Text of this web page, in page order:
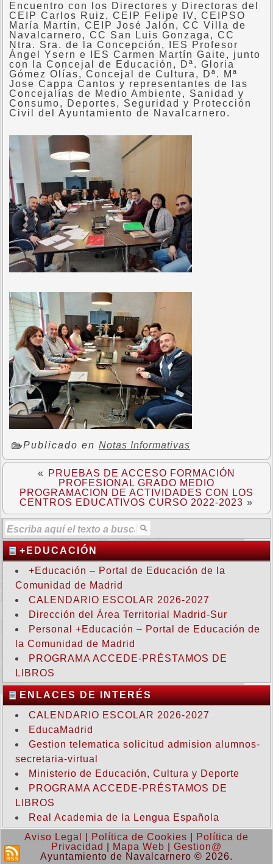
Encuentro con los Directores y Directoras del
CEIP Carlos Ruiz, CEIP Felipe IV, CEIPSO
María Martín, CEIP José Jalón, CC Villa de
Navalcarnero, CC San Luis Gonzaga, CC
Ntra. Sra. de la Concepción, IES Profesor
Ángel Ysern e IES Carmen Martín Gaite, junto
con la Concejal de Educación, Dª. Gloria
Gómez Olías, Concejal de Cultura, Dª. Mª
Jose Cappa Cantos y representantes de las
Concejalías de Medio Ambiente, Sanidad y
Consumo, Deportes, Seguridad y Protección
Civil del Ayuntamiento de Navalcarnero.
Publicado en Notas Informativas
«
PRUEBAS DE ACCESO FORMACIÓN
PROFESIONAL GRADO MEDIO
PROGRAMACION DE ACTIVIDADES CON LOS
CENTROS EDUCATIVOS CURSO 2022-2023 »
+EDUCACIÓN
+Educación – Portal de Educación de la
Comunidad de Madrid
CALENDARIO ESCOLAR 2026-2027
Dirección del Área Territorial Madrid-Sur
Personal +Educación – Portal de Educación de
la Comunidad de Madrid
PROGRAMA ACCEDE-PRÉSTAMOS DE
LIBROS
ENLACES DE INTERÉS
CALENDARIO ESCOLAR 2026-2027
EducaMadrid
Gestion telematica solicitud admision alumnos-
secretaria-virtual
Ministerio de Educación, Cultura y Deporte
PROGRAMA ACCEDE-PRÉSTAMOS DE
LIBROS
Real Academia de la Lengua Española
Aviso Legal
Política de Cookies
Política de
Privacidad
Mapa Web
Gestion@
Ayuntamiento de Navalcarnero © 2026.